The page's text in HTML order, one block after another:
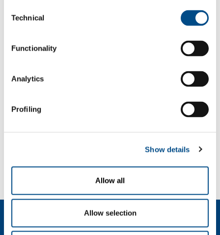
Selection
Technical
Functionality
Analytics
Profiling
Show details
Allow all
Allow selection
Azote- N
Production d’énergie
Extraction
Raffinage du pétrole
Besoin d’en savoir plus ?
Profil de la société